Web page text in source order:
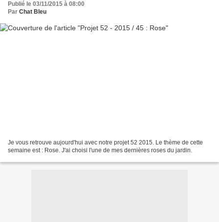
Publié le 03/11/2015 à 08:00
Par Chat Bleu
Je vous retrouve aujourd'hui avec notre projet 52 2015. Le thème de cette
semaine est : Rose. J'ai choisi l'une de mes dernières roses du jardin.